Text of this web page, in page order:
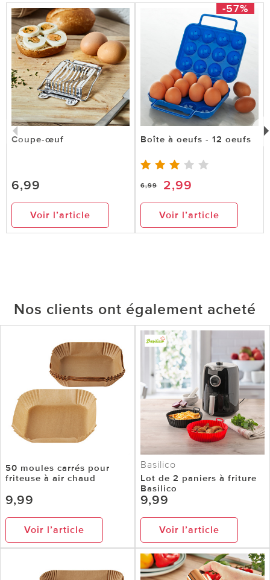
Coupe-œuf
6,99
Voir l’article
-57%
Boîte à oeufs - 12 oeufs
6,99 2,99
Voir l’article
Nos clients ont également acheté
50 moules carrés pour
friteuse à air chaud
9,99
Voir l’article
Basilico
Lot de 2 paniers à friture
Basilico
9,99
Voir l’article